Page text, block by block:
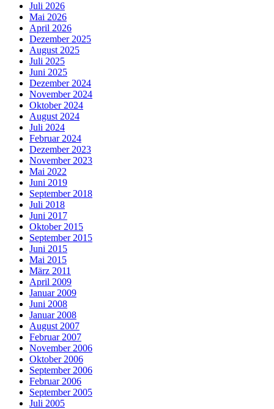
Juli 2026
Mai 2026
April 2026
Dezember 2025
August 2025
Juli 2025
Juni 2025
Dezember 2024
November 2024
Oktober 2024
August 2024
Juli 2024
Februar 2024
Dezember 2023
November 2023
Mai 2022
Juni 2019
September 2018
Juli 2018
Juni 2017
Oktober 2015
September 2015
Juni 2015
Mai 2015
März 2011
April 2009
Januar 2009
Juni 2008
Januar 2008
August 2007
Februar 2007
November 2006
Oktober 2006
September 2006
Februar 2006
September 2005
Juli 2005